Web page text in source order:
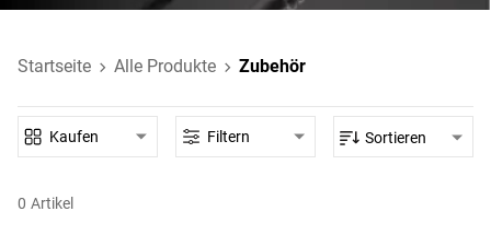
Startseite Alle Produkte Zubehör
0 Artikel
Kaufen Filtern Sortieren